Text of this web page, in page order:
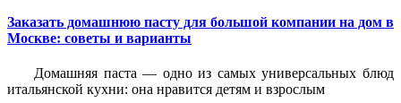
Заказать домашнюю пасту для большой компании на дом в
Москве: советы и варианты
Домашняя паста — одно из самых универсальных блюд
итальянской кухни: она нравится детям и взрослым